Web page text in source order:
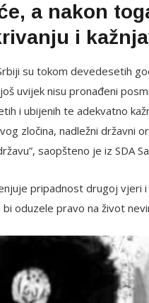
a nakon
i
su tokom devedesetih
uvijek nisu pronađeni
i ubijenih te adekvatno
zločina, nadležni državni
saopšteno je iz SDA
pripadnost drugoj vjeri
bi oduzele pravo na život